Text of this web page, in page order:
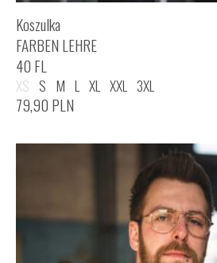
Koszulka
FARBEN LEHRE
40 FL
XS S M L XL XXL 3XL
79,90 PLN